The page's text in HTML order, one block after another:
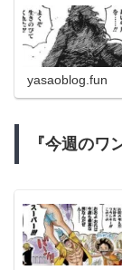
yasaoblog.fun
『今週のワ